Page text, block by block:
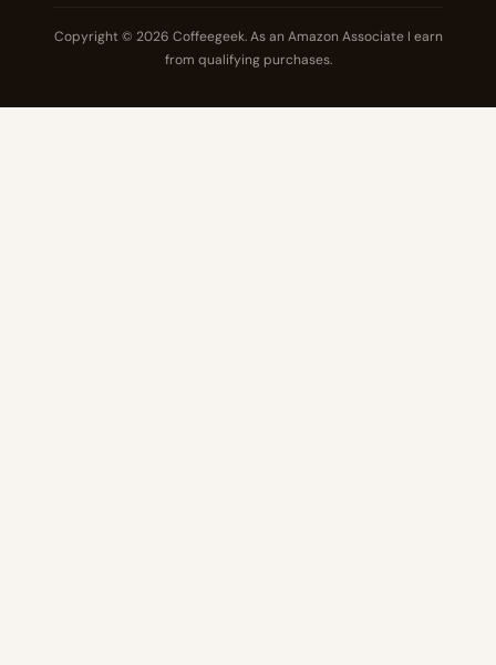
Copyright © 2026 Coffeegeek. As an Amazon Associate I earn
from qualifying purchases.